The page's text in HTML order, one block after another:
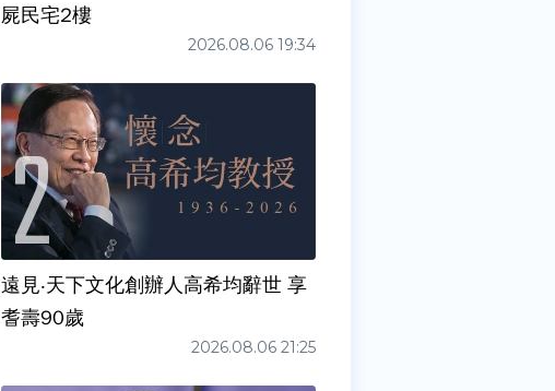
屍民宅2樓
2026.08.06 19:34
遠見‧天下文化創辦人高希均辭世 享
耆壽90歲
2026.08.06 21:25